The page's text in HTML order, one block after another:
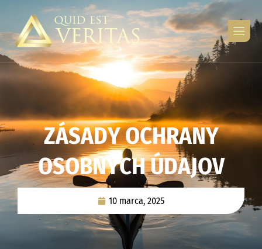
ZÁSADYOCHRANY
OSOBNÝCHÚDAJOV
10 marca, 2025